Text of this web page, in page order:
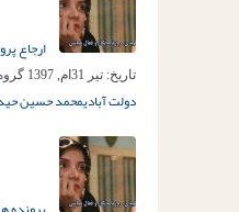
ارجاع
تاریخ: تیر 31ام, 1397
دولت آبادیمحمد حسین